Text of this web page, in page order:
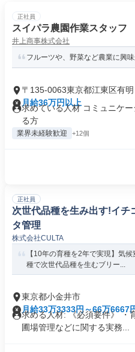
正社員
スイパラ農園作業スタッフ
井上商事株式会社
フルーツや、野菜など農業に興
〒135-0063東京都江東区有明
月給36万円以上
求めている人材 コミュニケ
る方
業界未経験歓迎 +12個
正社員
次世代品種を生み出す!イチ
タ管理
株式会社CULTA
【10年の育種を2年で実現】気
種で次世代品種を生むブリー...
東京都小金井市
月給33万3333円～66万6667
求める人材: 《必須要件》 ・
圃場管理などに関する実務...